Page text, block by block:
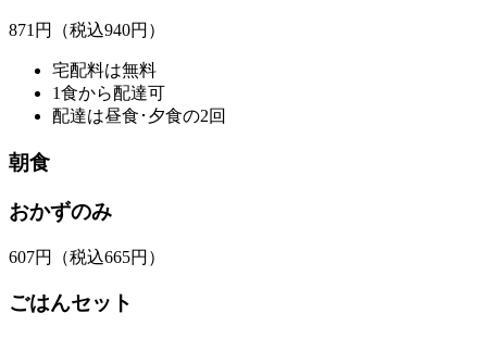
871円 （税込940円）
宅配料は無料
1食から配達可
配達は昼食･夕食の2回
朝食
おかずのみ
607円 （税込665円）
ごはんセット